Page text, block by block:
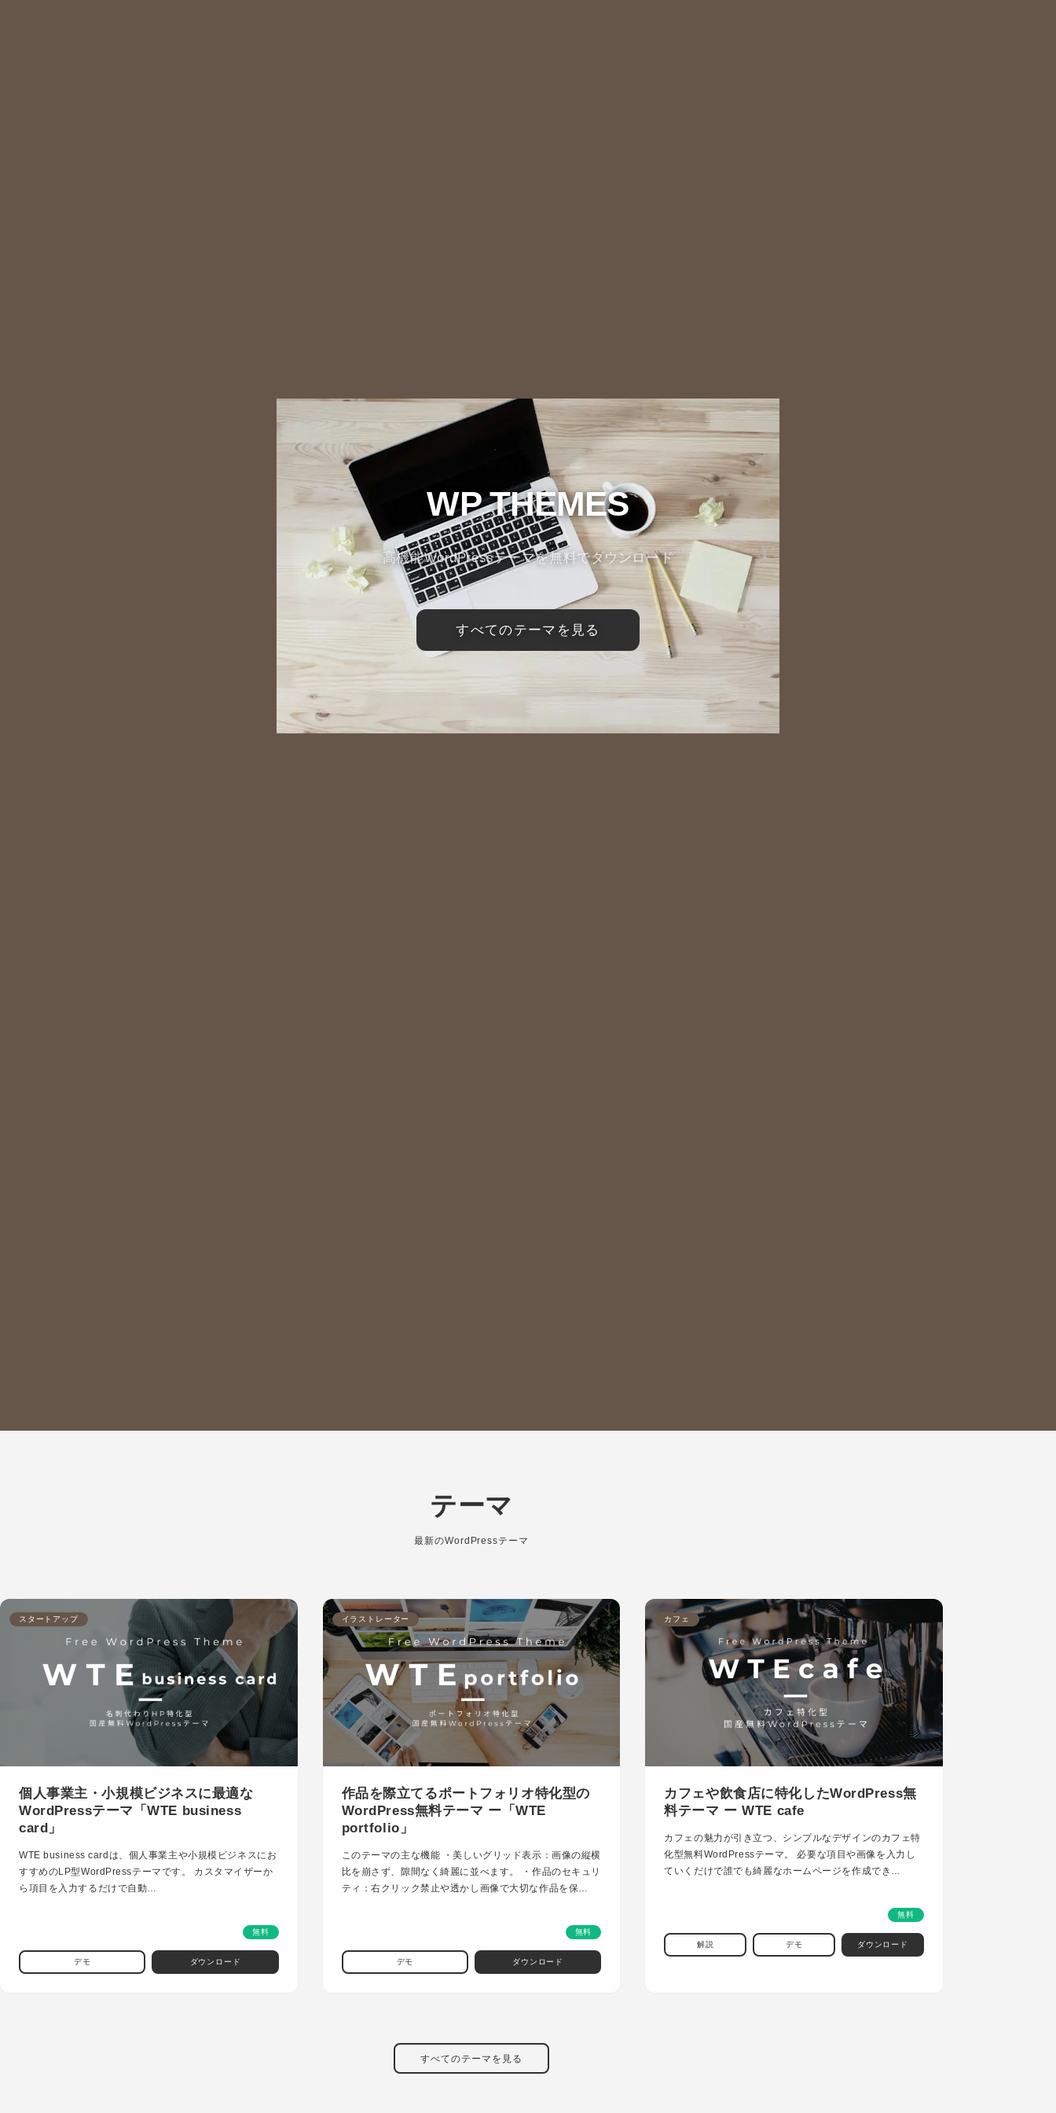
WP THEMES
高機能WordPressテーマを無料でダウンロード
すべてのテーマを見る
テーマ
最新のWordPressテーマ
スタートアップ
個人事業主・小規模ビジネスに最適な
WordPressテーマ「WTE business
card」
WTE business cardは、個人事業主や小規模ビジネスにお
すすめのLP型WordPressテーマです。 カスタマイザーか
ら項目を入力するだけで自動…
無料
デモ ダウンロード
イラストレーター
作品を際立てるポートフォリオ特化型の
WordPress無料テーマ ー「WTE
portfolio」
このテーマの主な機能 ・美しいグリッド表示：画像の縦横
比を崩さず、隙間なく綺麗に並べます。 ・作品のセキュリ
ティ：右クリック禁止や透かし画像で大切な作品を保…
無料
デモ ダウンロード
カフェ
カフェや飲食店に特化したWordPress無
料テーマ ー WTE cafe
カフェの魅力が引き立つ、シンプルなデザインのカフェ特
化型無料WordPressテーマ。 必要な項目や画像を入力し
ていくだけで誰でも綺麗なホームページを作成でき…
無料
解説 デモ ダウンロード
すべてのテーマを見る